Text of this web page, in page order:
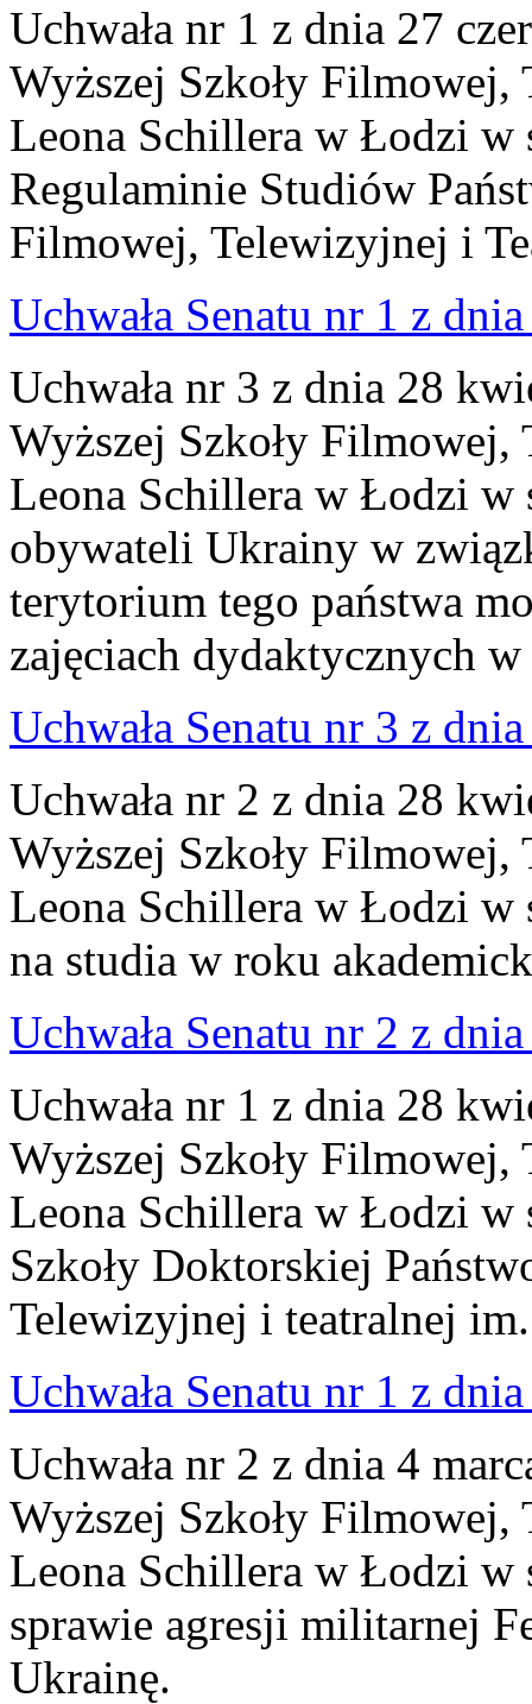
Uchwała nr 1 z dnia 27
Wyższej Szkoły
Leona Schillera w Łodzi w
Regulaminie Studiów
Filmowej, Telewizyjnej i
Uchwała Senatu nr 1 z
Uchwała nr 3 z dnia 28
Wyższej Szkoły
Leona Schillera w Łodzi w
obywateli Ukrainy w
terytorium tego państwa
zajęciach dydaktycznych w
Uchwała Senatu nr 3 z
Uchwała nr 2 z dnia 28
Wyższej Szkoły
Leona Schillera w Łodzi
na studia w roku
Uchwała Senatu nr 2 z
Uchwała nr 1 z dnia 28
Wyższej Szkoły
Leona Schillera w Łodzi w
Szkoły Doktorskiej
Telewizyjnej i teatralnej
Uchwała Senatu nr 1 z
Uchwała nr 2 z dnia 4
Wyższej Szkoły
Leona Schillera w Łodzi w
sprawie agresji militarnej
Ukrainę.